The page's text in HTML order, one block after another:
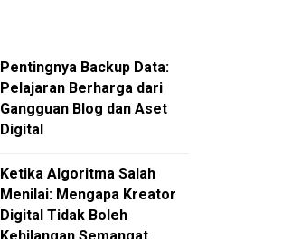
Pentingnya Backup Data:
Pelajaran Berharga dari
Gangguan Blog dan Aset
Digital
Ketika Algoritma Salah
Menilai: Mengapa Kreator
Digital Tidak Boleh